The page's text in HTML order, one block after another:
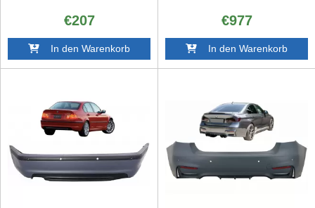
€207
In den Warenkorb
€977
In den Warenkorb